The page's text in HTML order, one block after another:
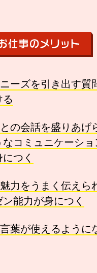
ーズを引き出す質
る
の会話を盛りあげ
なコミュニケーショ
つく
力をうまく伝えら
能力が身につく
葉が使えるように